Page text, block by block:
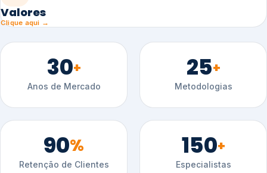
Valores
Clique aqui →
30+
Anos de Mercado
25+
Metodologias
90%
Retenção de Clientes
150+
Especialistas